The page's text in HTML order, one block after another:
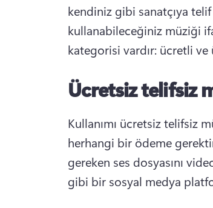
kendiniz gibi sanatçıya
kullanabileceğiniz müziği
kategorisi vardır: ücretli ve
Ücretsiz telifsiz
Kullanımı ücretsiz telifsiz
herhangi bir ödeme
gereken ses dosyasını
gibi bir sosyal medya